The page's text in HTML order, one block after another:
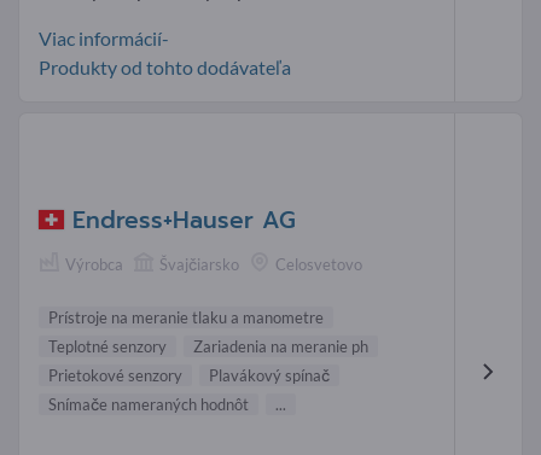
Viac informácií-
Produkty od tohto dodávateľa
Endress+Hauser AG
Výrobca Švajčiarsko Celosvetovo
Prístroje na meranie tlaku a manometre
Teplotné senzory
Zariadenia na meranie ph
Prietokové senzory
Plavákový spínač
Snímače nameraných hodnôt
...